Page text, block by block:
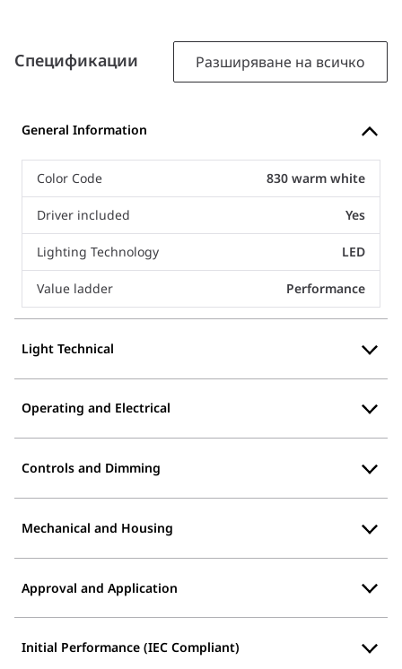
Спецификации Разширяване на всичко
General Information
Color Code 830 warm white
Driver included Yes
Lighting Technology LED
Value ladder Performance
Light Technical
Operating and Electrical
Controls and Dimming
Mechanical and Housing
Approval and Application
Initial Performance (IEC Compliant)